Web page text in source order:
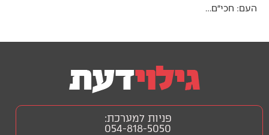
העם: חכי״ם…
פניות למערכת:
054-818-5050